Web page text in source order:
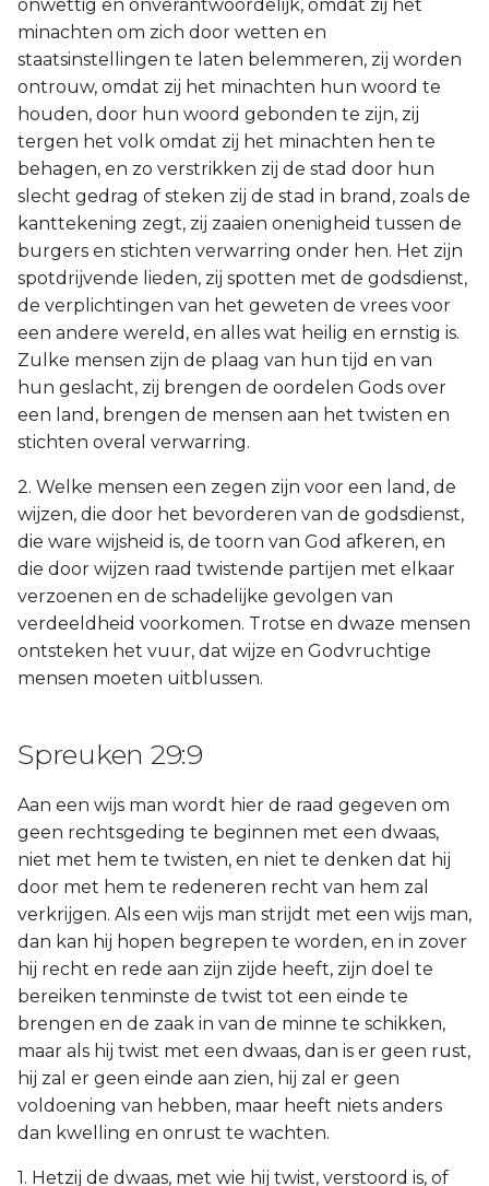
onwettig en onverantwoordelijk, omdat zij het
minachten om zich door wetten en
staatsinstellingen te laten belemmeren, zij worden
ontrouw, omdat zij het minachten hun woord te
houden, door hun woord gebonden te zijn, zij
tergen het volk omdat zij het minachten hen te
behagen, en zo verstrikken zij de stad door hun
slecht gedrag of steken zij de stad in brand, zoals de
kanttekening zegt, zij zaaien onenigheid tussen de
burgers en stichten verwarring onder hen. Het zijn
spotdrijvende lieden, zij spotten met de godsdienst,
de verplichtingen van het geweten de vrees voor
een andere wereld, en alles wat heilig en ernstig is.
Zulke mensen zijn de plaag van hun tijd en van
hun geslacht, zij brengen de oordelen Gods over
een land, brengen de mensen aan het twisten en
stichten overal verwarring.
2. Welke mensen een zegen zijn voor een land, de
wijzen, die door het bevorderen van de godsdienst,
die ware wijsheid is, de toorn van God afkeren, en
die door wijzen raad twistende partijen met elkaar
verzoenen en de schadelijke gevolgen van
verdeeldheid voorkomen. Trotse en dwaze mensen
ontsteken het vuur, dat wijze en Godvruchtige
mensen moeten uitblussen.
Spreuken 29:9
Aan een wijs man wordt hier de raad gegeven om
geen rechtsgeding te beginnen met een dwaas,
niet met hem te twisten, en niet te denken dat hij
door met hem te redeneren recht van hem zal
verkrijgen. Als een wijs man strijdt met een wijs man,
dan kan hij hopen begrepen te worden, en in zover
hij recht en rede aan zijn zijde heeft, zijn doel te
bereiken tenminste de twist tot een einde te
brengen en de zaak in van de minne te schikken,
maar als hij twist met een dwaas, dan is er geen rust,
hij zal er geen einde aan zien, hij zal er geen
voldoening van hebben, maar heeft niets anders
dan kwelling en onrust te wachten.
1. Hetzij de dwaas, met wie hij twist, verstoord is, of